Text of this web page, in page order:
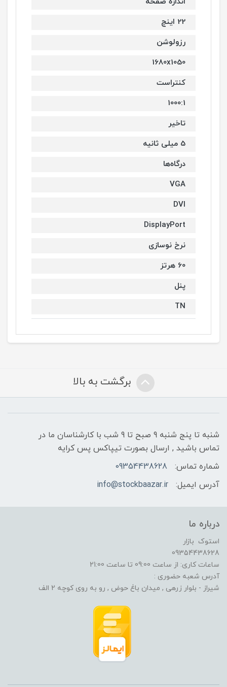
22 اینچ
رزولوشن
1680x1050
کنتراست
1000:1
تاخیر
5 میلی ثانیه
درگاه‌ها
VGA
DVI
DisplayPort
نرخ نوسازی
60 هرتز
پنل
TN
برگشت به بالا
شنبه تا پنج شنبه 9 صبح تا 9 شب با کارشناسان ما در
تماس باشید , ارسال بصورت تیپاکس پس کرایه
شماره تماس:
09354438628
آدرس ایمیل:
info@stockbaazar.ir
درباره ما
استوک بازار
09354438628
ساعات کاری: از ساعت 09:00 تا ساعت 21:00
آدرس شعبه حضوری :
شیراز - بلوار زرهی , میدان باغ حوض , رو به روی کوچه 2 الف